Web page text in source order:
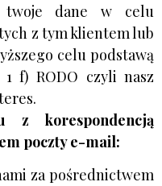
twoje dane w celu
z tym klientem lub
celu podstawą
f) RODO czyli nasz
z korespondencją
poczty e-mail:
za pośrednictwem